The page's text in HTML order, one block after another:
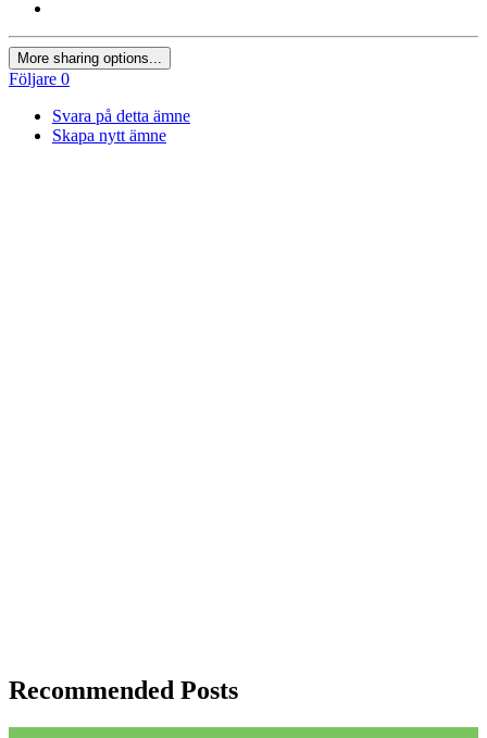
More sharing options...
Följare 0
Svara på detta ämne
Skapa nytt ämne
Recommended Posts